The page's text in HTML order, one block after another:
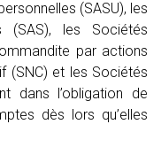
(SASU), les
(SAS), les Sociétés
par actions
(SNC) et les Sociétés
dans l’obligation de
dès lors qu’elles